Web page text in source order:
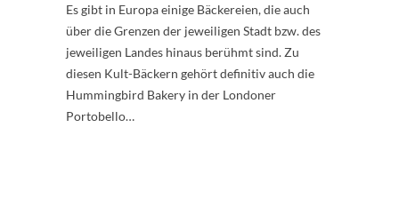
Es gibt in Europa einige Bäckereien, die auch
über die Grenzen der jeweiligen Stadt bzw. des
jeweiligen Landes hinaus berühmt sind. Zu
diesen Kult-Bäckern gehört definitiv auch die
Hummingbird Bakery in der Londoner
Portobello…